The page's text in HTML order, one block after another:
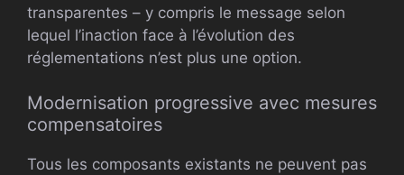
transparentes – y compris le message selon
lequel l’inaction face à l’évolution des
réglementations n’est plus une option.
Modernisation progressive avec mesures
compensatoires
Tous les composants existants ne peuvent pas